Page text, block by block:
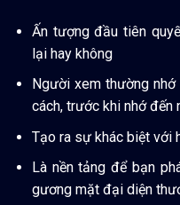
Ấn tượng đầu tiên
lại hay không
Người xem thường
cách, trước khi nhớ đến
Tạo ra sự khác biệt với
Là nền tảng để bạn
gương mặt đại diện